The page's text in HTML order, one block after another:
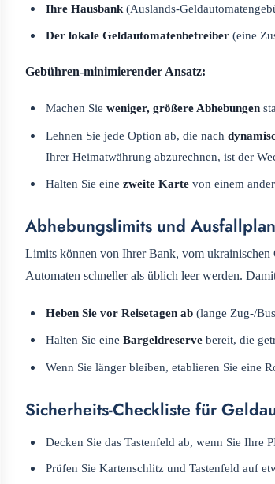
Ihre Hausbank (Auslands-
Der lokale Geldautomatenbetreiber (eine
Gebühren-minimierender Ansatz:
Machen Sieweniger, größere Abhebungen
Lehnen Sie jede Option ab, die nach
Ihrer Heimatwährung abzurechnen, ist der
Halten Sie einezweite Karte von einem
Abhebungslimits und
Limits können von Ihrer Bank, vom ukrainischen
Automaten schneller als üblich leer werden.
Heben Sie vor Reisetagen ab (lange Zug-/
Halten Sie eineBargeldreserve bereit, die
Wenn Sie länger bleiben, etablieren Sie eine
Sicherheits-Checkliste für
Decken Sie das Tastenfeld ab, wenn Sie Ihre
Prüfen Sie Kartenschlitz und Tastenfeld auf